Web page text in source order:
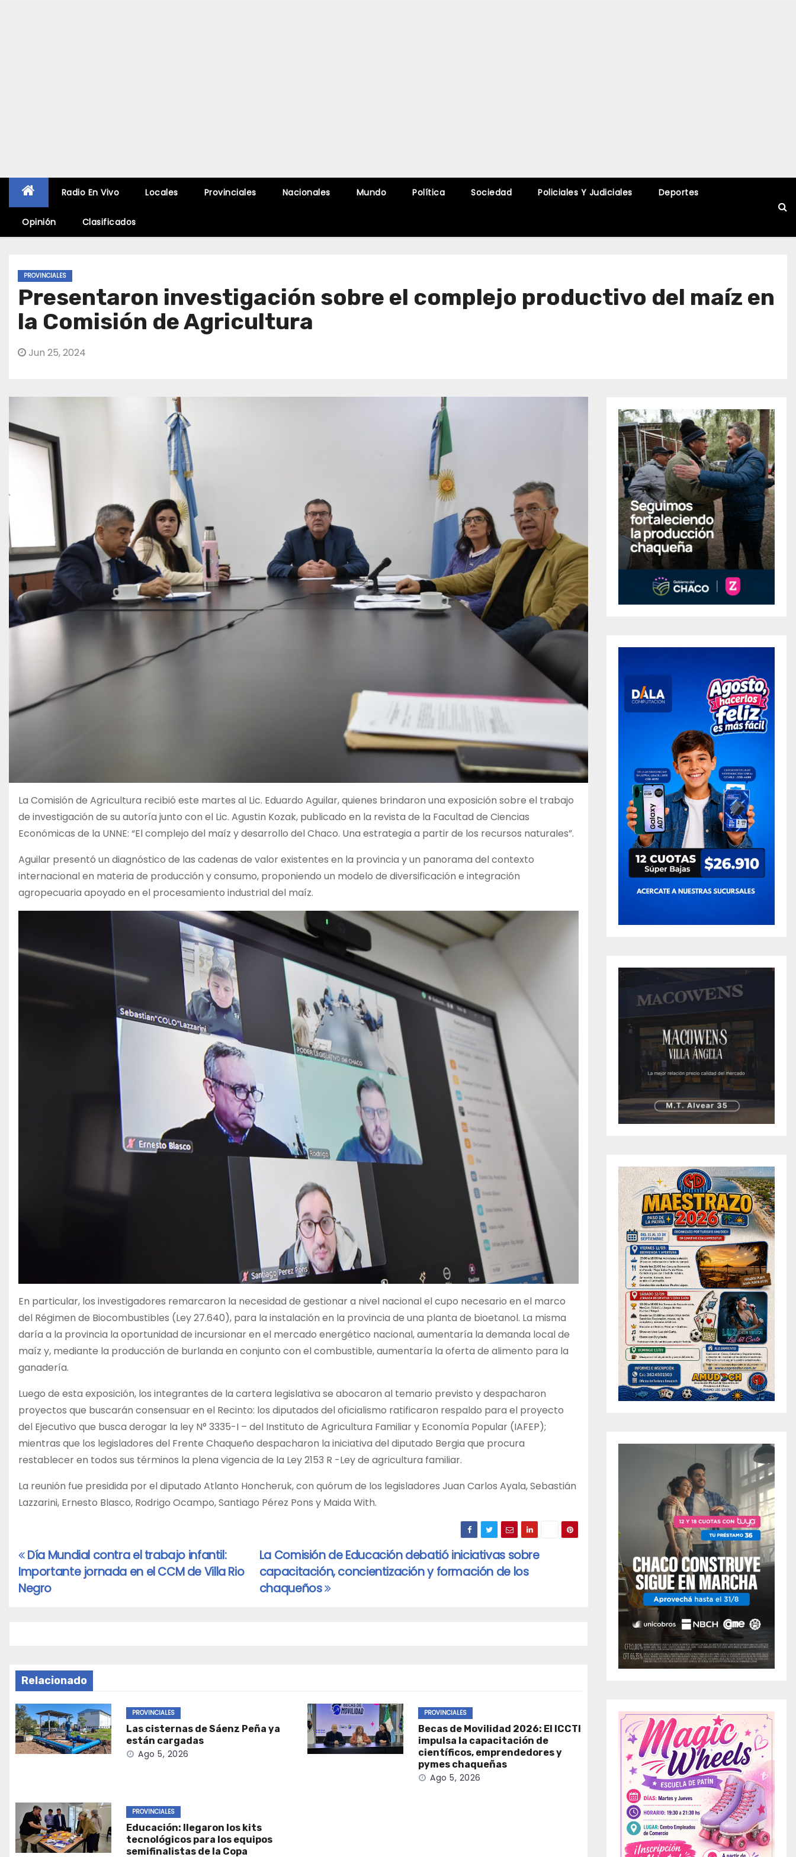
Radio En Vivo Locales Provinciales Nacionales Mundo Política Sociedad Policiales Y Judiciales Deportes
Opinión Clasificados
PROVINCIALES
Presentaron investigación sobre el complejo productivo del maíz en
la Comisión de Agricultura
Jun 25, 2024
La Comisión de Agricultura recibió este martes al Lic. Eduardo Aguilar, quienes brindaron una exposición sobre el trabajo
de investigación de su autoría junto con el Lic. Agustin Kozak, publicado en la revista de la Facultad de Ciencias
Económicas de la UNNE: “El complejo del maíz y desarrollo del Chaco. Una estrategia a partir de los recursos naturales”.
Aguilar presentó un diagnóstico de las cadenas de valor existentes en la provincia y un panorama del contexto
internacional en materia de producción y consumo, proponiendo un modelo de diversificación e integración
agropecuaria apoyado en el procesamiento industrial del maíz.
En particular, los investigadores remarcaron la necesidad de gestionar a nivel nacional el cupo necesario en el marco
del Régimen de Biocombustibles (Ley 27.640), para la instalación en la provincia de una planta de bioetanol. La misma
daría a la provincia la oportunidad de incursionar en el mercado energético nacional, aumentaría la demanda local de
maíz y, mediante la producción de burlanda en conjunto con el combustible, aumentaría la oferta de alimento para la
ganadería.
Luego de esta exposición, los integrantes de la cartera legislativa se abocaron al temario previsto y despacharon
proyectos que buscarán consensuar en el Recinto: los diputados del oficialismo ratificaron respaldo para el proyecto
del Ejecutivo que busca derogar la ley N° 3335-I – del Instituto de Agricultura Familiar y Economía Popular (IAFEP);
mientras que los legisladores del Frente Chaqueño despacharon la iniciativa del diputado Bergia que procura
restablecer en todos sus términos la plena vigencia de la Ley 2153 R -Ley de agricultura familiar.
La reunión fue presidida por el diputado Atlanto Honcheruk, con quórum de los legisladores Juan Carlos Ayala, Sebastián
Lazzarini, Ernesto Blasco, Rodrigo Ocampo, Santiago Pérez Pons y Maida With.
Navegación
de
La Comisión de Educación debatió iniciativas sobre
capacitación, concientización y formación de los
chaqueños
Día Mundial contra el trabajo infantil:
Importante jornada en el CCM de Villa Rio
Negro
Relacionado
PROVINCIALES
Las cisternas de Sáenz Peña ya
están cargadas
Ago 5, 2026
PROVINCIALES
Becas de Movilidad 2026: El ICCTI
impulsa la capacitación de
científicos, emprendedores y
pymes chaqueñas
Ago 5, 2026
PROVINCIALES
Educación: llegaron los kits
tecnológicos para los equipos
semifinalistas de la Copa